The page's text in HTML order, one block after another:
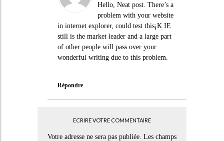
Hello, Neat post. There’s a
problem with your website
in internet explorer, could test this¡K IE
still is the market leader and a large part
of other people will pass over your
wonderful writing due to this problem.
Répondre
ECRIRE VOTRE COMMENTAIRE
Votre adresse ne sera pas publiée. Les champs